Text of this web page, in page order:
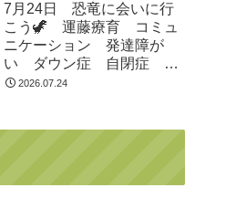
市 つくばみらい市 坂東
市 守谷市
7月24日 恐竜に会いに行
こう🦖 運藤療育 コミュ
ニケーション 発達障が
い ダウン症 自閉症
ASD ADHD 児童発達支
2026.07.24